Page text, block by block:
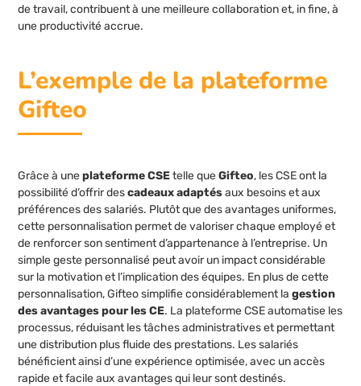
de travail, contribuent à une meilleure collaboration et, in fine, à
une productivité accrue.
L’exemple de la plateforme
Gifteo
Grâce à uneplateforme CSEtelle queGifteo, les CSE ont la
possibilité d’offrir descadeaux adaptésaux besoins et aux
préférences des salariés. Plutôt que des avantages uniformes,
cette personnalisation permet de valoriser chaque employé et
de renforcer son sentiment d’appartenance à l’entreprise. Un
simple geste personnalisé peut avoir un impact considérable
sur la motivation et l’implication des équipes. En plus de cette
personnalisation, Gifteo simplifie considérablement lagestion
des avantages pour les CE. La plateforme CSE automatise les
processus, réduisant les tâches administratives et permettant
une distribution plus fluide des prestations. Les salariés
bénéficient ainsi d’une expérience optimisée, avec un accès
rapide et facile aux avantages qui leur sont destinés.